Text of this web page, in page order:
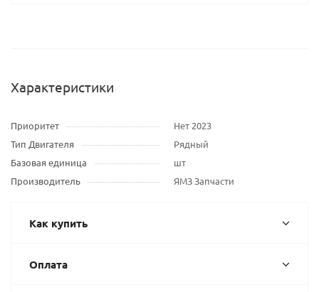
Характеристики
Приоритет
Нет 2023
Тип Двигателя
Рядный
Базовая единица
шт
Производитель
ЯМЗ Запчасти
Как купить
Оплата